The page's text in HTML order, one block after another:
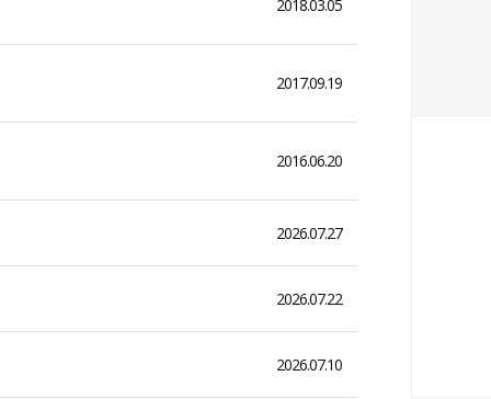
2018.03.05
2017.09.19
2016.06.20
2026.07.27
2026.07.22
2026.07.10